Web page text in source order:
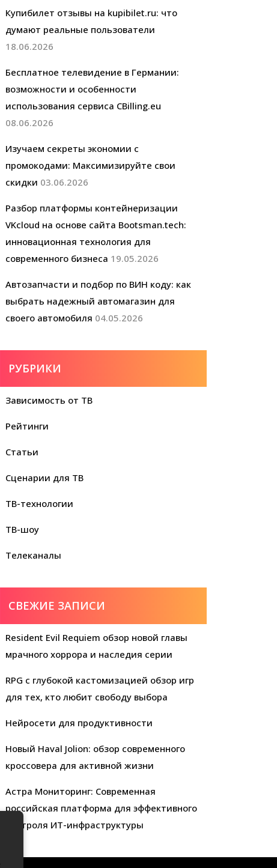
Купибилет отзывы на kupibilet.ru: что
думают реальные пользователи
18.06.2026
Бесплатное телевидение в Германии:
возможности и особенности
использования сервиса CBilling.eu
08.06.2026
Изучаем секреты экономии с
промокодами: Максимизируйте свои
скидки 03.06.2026
Разбор платформы контейнеризации
VKcloud на основе сайта Bootsman.tech:
инновационная технология для
современного бизнеса 19.05.2026
Автозапчасти и подбор по ВИН коду: как
выбрать надежный автомагазин для
своего автомобиля 04.05.2026
РУБРИКИ
Зависимость от ТВ
Рейтинги
Статьи
Сценарии для ТВ
ТВ-технологии
ТВ-шоу
Телеканалы
СВЕЖИЕ ЗАПИСИ
Resident Evil Requiem обзор новой главы
мрачного хоррора и наследия серии
RPG с глубокой кастомизацией обзор игр
для тех, кто любит свободу выбора
Нейросети для продуктивности
Новый Haval Jolion: обзор современного
кроссовера для активной жизни
Астра Мониторинг: Современная
российская платформа для эффективного
контроля ИТ-инфраструктуры